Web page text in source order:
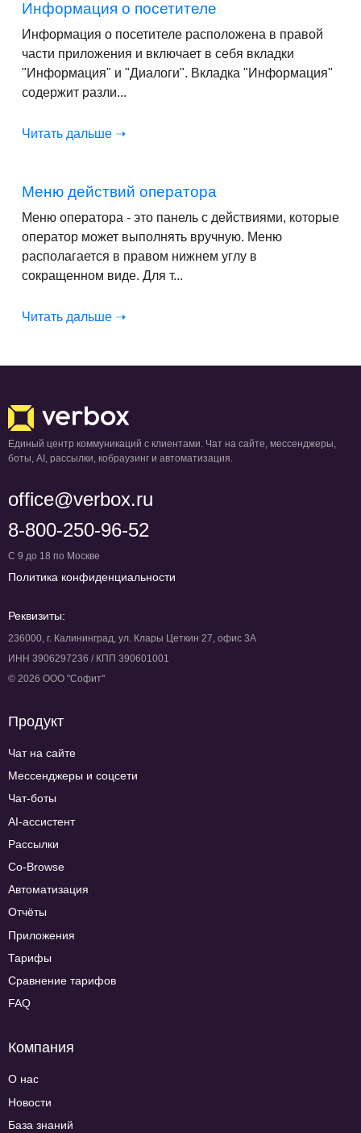
Информация о посетителе
Информация о посетителе расположена в правой
части приложения и включает в себя вкладки
"Информация" и "Диалоги". Вкладка "Информация"
содержит разли...
Читать дальше ➝
Меню действий оператора
Меню оператора - это панель с действиями, которые
оператор может выполнять вручную. Меню
располагается в правом нижнем углу в
сокращенном виде. Для т...
Читать дальше ➝
Единый центр коммуникаций с клиентами. Чат на сайте, мессенджеры,
боты, AI, рассылки, кобраузинг и автоматизация.
office@verbox.ru
8-800-250-96-52
С 9 до 18 по Москве
Политика конфиденциальности
Реквизиты:
236000, г. Калининград, ул. Клары Цеткин 27, офис 3А
ИНН 3906297236 / КПП 390601001
© 2026 ООО "Софит"
Продукт
Чат на сайте
Мессенджеры и соцсети
Чат-боты
AI-ассистент
Рассылки
Co-Browse
Автоматизация
Отчёты
Приложения
Тарифы
Сравнение тарифов
FAQ
Компания
О нас
Новости
База знаний